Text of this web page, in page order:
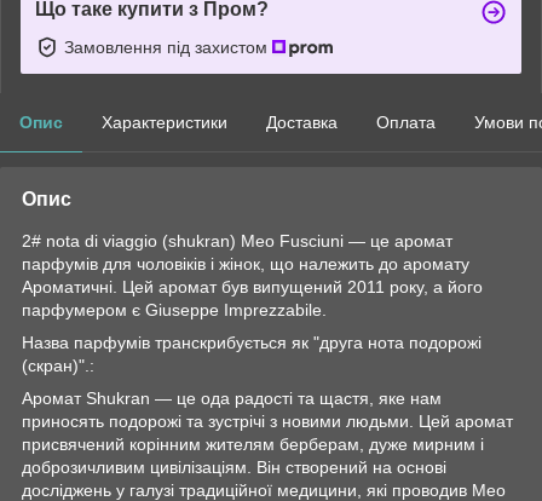
Що таке купити з Пром?
Замовлення під захистом
Опис Характеристики Доставка Оплата Умови
Опис
2# nota di viaggio (shukran) Meo Fusciuni — це аромат
парфумів для чоловіків і жінок, що належить до аромату
Ароматичні. Цей аромат був випущений 2011 року, а його
парфумером є Giuseppe Imprezzabile.
Назва парфумів транскрибується як "друга нота подорожі
(скран)".:
Аромат Shukran — це ода радості та щастя, яке нам
приносять подорожі та зустрічі з новими людьми. Цей аромат
присвячений корінним жителям берберам, дуже мирним і
доброзичливим цивілізаціям. Він створений на основі
досліджень у галузі традиційної медицини, які проводив Мео